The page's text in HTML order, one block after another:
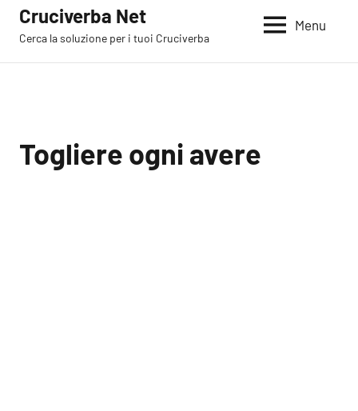
contenuto
Cruciverba Net
Cerca la soluzione per i tuoi Cruciverba
Menu
Togliere ogni avere